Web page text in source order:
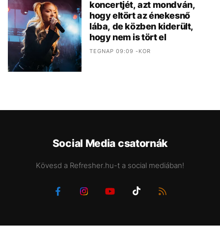
koncertjét, azt mondván,
hogy eltört az énekesnő
lába, de közben kiderült,
hogy nem is tört el
TEGNAP 09:09 -KOR
Social Media csatornák
Kövesd a Refresher.hu-t a social mediában!